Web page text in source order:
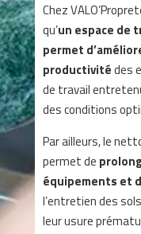
Chez
qu’un espace de
permet
productivitédes
de travail
des conditions
Par ailleurs, le
permet de
équipements et
l’entretien des
leur usure